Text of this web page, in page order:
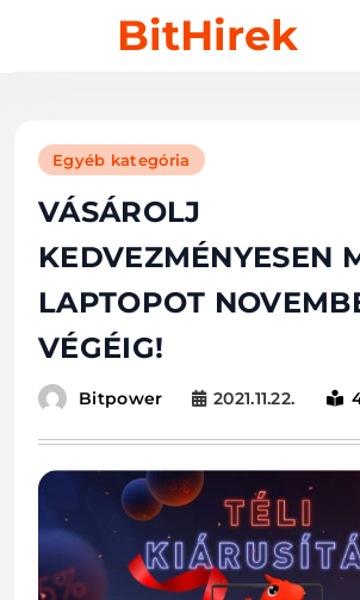
BitHirek
Egyéb kategória
VÁSÁROLJ
KEDVEZMÉNYESEN
LAPTOPOT
VÉGÉIG!
Bitpower 2021.11.22.